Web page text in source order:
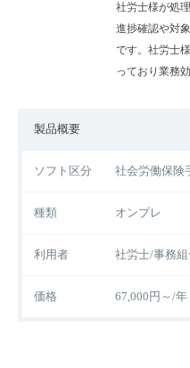
社労士様が処
進捗確認や対
です。社労士
っており業務
製品概要
ソフト区分 社会労働保険
種類 オンプレ
利用者 社労士/事務
価格 67,000円～/年